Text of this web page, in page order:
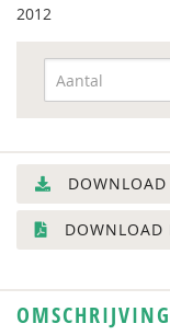
2012
DOWNLOAD
OMSCHRIJVING